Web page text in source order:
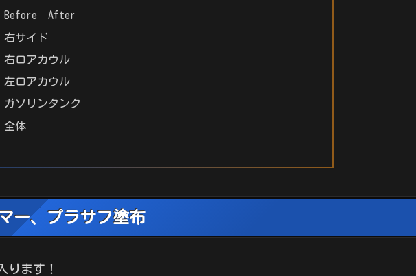
Before After
右サイド
右ロアカウル
左ロアカウル
ガソリンタンク
全体
ー、プラサフ塗布
ります！